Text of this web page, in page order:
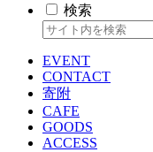
検索
EVENT
CONTACT
寄附
CAFE
GOODS
ACCESS